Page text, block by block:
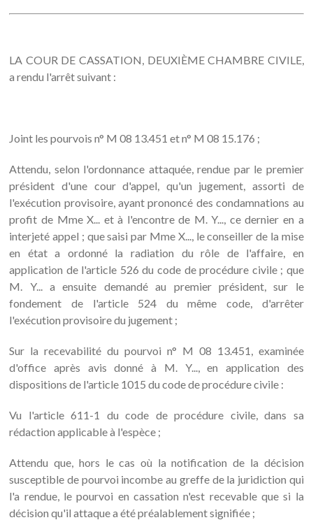
LA COUR DE CASSATION, DEUXIÈME CHAMBRE CIVILE,
a rendu l'arrêt suivant :
Joint les pourvois n° M 08 13.451 et n° M 08 15.176 ;
Attendu, selon l'ordonnance attaquée, rendue par le premier
président d'une cour d'appel, qu'un jugement, assorti de
l'exécution provisoire, ayant prononcé des condamnations au
profit de Mme X... et à l'encontre de M. Y..., ce dernier en a
interjeté appel ; que saisi par Mme X..., le conseiller de la mise
en état a ordonné la radiation du rôle de l'affaire, en
application de l'article 526 du code de procédure civile ; que
M. Y... a ensuite demandé au premier président, sur le
fondement de l'article 524 du même code, d'arrêter
l'exécution provisoire du jugement ;
Sur la recevabilité du pourvoi n° M 08 13.451, examinée
d'office après avis donné à M. Y..., en application des
dispositions de l'article 1015 du code de procédure civile :
Vu l'article 611-1 du code de procédure civile, dans sa
rédaction applicable à l'espèce ;
Attendu que, hors le cas où la notification de la décision
susceptible de pourvoi incombe au greffe de la juridiction qui
l'a rendue, le pourvoi en cassation n'est recevable que si la
décision qu'il attaque a été préalablement signifiée ;